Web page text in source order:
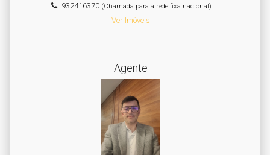
932416370(Chamada para a rede fixa nacional)
Ver Imóveis
Agente